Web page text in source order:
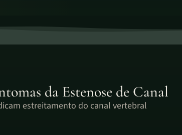
da Estenose de Canal
estreitamento do canal vertebral